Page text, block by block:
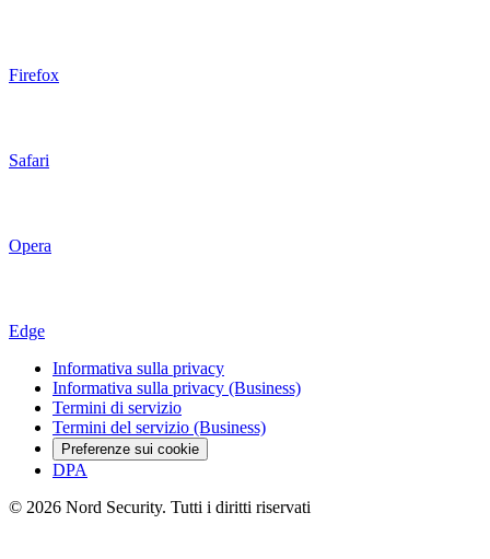
Firefox
Safari
Opera
Edge
Informativa sulla privacy
Informativa sulla privacy (Business)
Termini di servizio
Termini del servizio (Business)
Preferenze sui cookie
DPA
© 2026 Nord Security. Tutti i diritti riservati